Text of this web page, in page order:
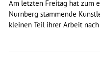
"Brotlose Kunst" -
Mai im Kiezbüro